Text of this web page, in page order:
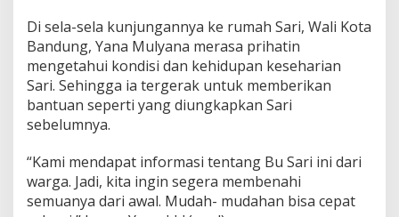
Di sela-sela kunjungannya ke rumah Sari, Wali Kota
Bandung, Yana Mulyana merasa prihatin
mengetahui kondisi dan kehidupan keseharian
Sari. Sehingga ia tergerak untuk memberikan
bantuan seperti yang diungkapkan Sari
sebelumnya.
“Kami mendapat informasi tentang Bu Sari ini dari
warga. Jadi, kita ingin segera membenahi
semuanya dari awal. Mudah- mudahan bisa cepat